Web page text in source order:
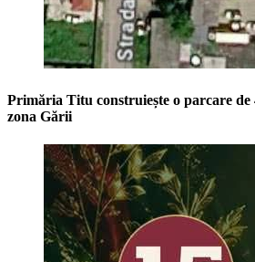
Primăria Titu construiește o parcare
zona Gării